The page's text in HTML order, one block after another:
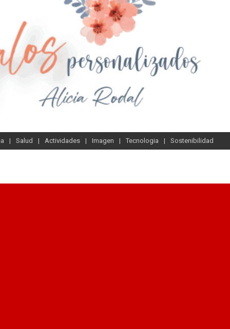
Salud Actividades Imagen Tecnologia Sostenibilidad